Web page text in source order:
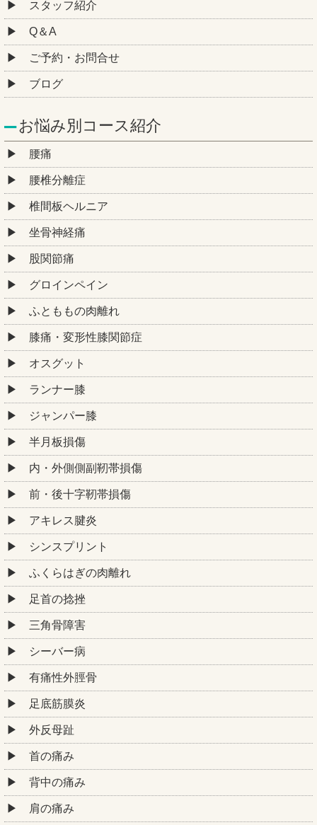
スタッフ紹介
Q＆A
ご予約・お問合せ
ブログ
お悩み別コース紹介
腰痛
腰椎分離症
椎間板ヘルニア
坐骨神経痛
股関節痛
グロインペイン
ふとももの肉離れ
膝痛・変形性膝関節症
オスグット
ランナー膝
ジャンパー膝
半月板損傷
内・外側側副靭帯損傷
前・後十字靭帯損傷
アキレス腱炎
シンスプリント
ふくらはぎの肉離れ
足首の捻挫
三角骨障害
シーバー病
有痛性外脛骨
足底筋膜炎
外反母趾
首の痛み
背中の痛み
肩の痛み